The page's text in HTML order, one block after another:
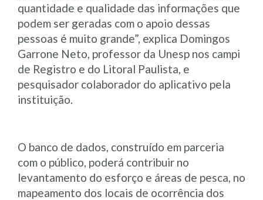
quantidade e qualidade das informações que
podem ser geradas com o apoio dessas
pessoas é muito grande”, explica Domingos
Garrone Neto, professor da Unesp nos campi
de Registro e do Litoral Paulista, e
pesquisador colaborador do aplicativo pela
instituição.
O banco de dados, construído em parceria
com o público, poderá contribuir no
levantamento do esforço e áreas de pesca, no
mapeamento dos locais de ocorrência dos